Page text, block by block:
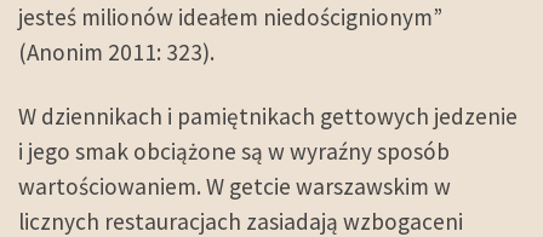
jesteś milionów ideałem niedoścignionym”
(Anonim 2011: 323).
W dziennikach i pamiętnikach gettowych jedzenie
i jego smak obciążone są w wyraźny sposób
wartościowaniem. W getcie warszawskim w
licznych restauracjach zasiadają wzbogaceni